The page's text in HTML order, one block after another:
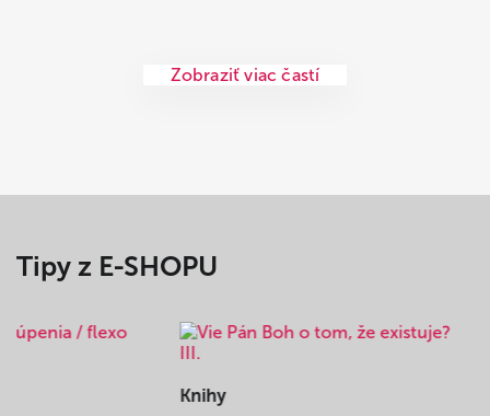
Zobraziť viac častí
Tipy z E-SHOPU
Knihy